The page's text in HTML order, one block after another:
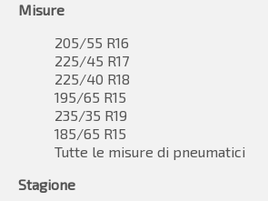
Misure
205/55 R16
225/45 R17
225/40 R18
195/65 R15
235/35 R19
185/65 R15
Tutte le misure di pneumatici
Stagione